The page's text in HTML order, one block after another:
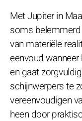
Met Jupiter in
soms
van materiële
eenvoud wanneer
en gaat
schijnwerpers te
vereenvoudigen
heen door